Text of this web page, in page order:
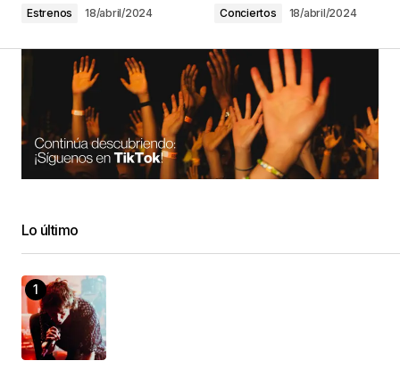
Estrenos 18/abril/2024 Conciertos 18/abril/2024
Lo último